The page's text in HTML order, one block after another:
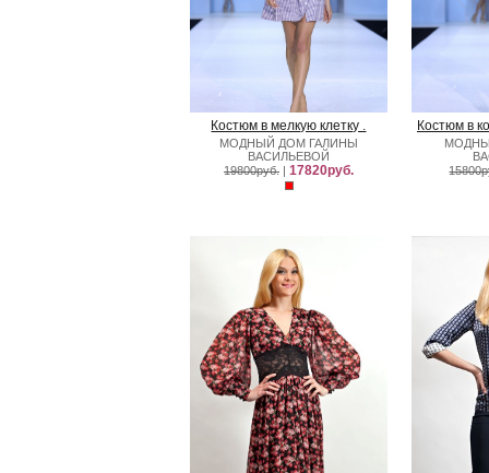
Костюм в мелкую клетку .
МОДНЫЙ ДОМ ГАЛИНЫ
ВАСИЛЬЕВОЙ
19800руб. | 17820руб.
Костюм в